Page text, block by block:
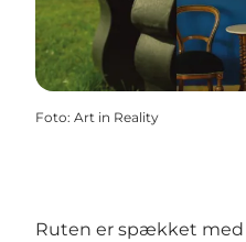
Foto: Art in Reality
Ruten er spækket med